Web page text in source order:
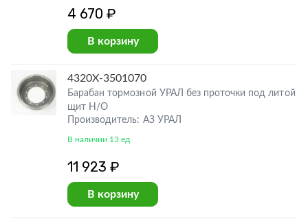
4 670 ₽
В корзину
4320Х-3501070
Барабан тормозной УРАЛ без проточки под литой
щит Н/О
Производитель: АЗ УРАЛ
В наличии 13 ед
11 923 ₽
В корзину